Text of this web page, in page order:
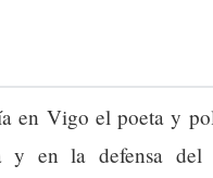
en Vigo el poeta y
y en la defensa del